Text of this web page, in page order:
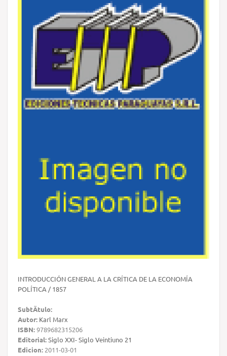
INTRODUCCIÓN GENERAL A LA CRÍTICA DE LA ECONOMÍA
POLÍTICA / 1857
SubtÃ­tulo:
Autor: Karl Marx
ISBN:9789682315206
Editorial:Siglo XXI- Siglo Veintiuno 21
Edicion: 2011-03-01